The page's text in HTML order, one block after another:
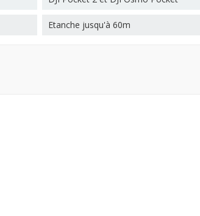
Etanche jusqu'à 60m